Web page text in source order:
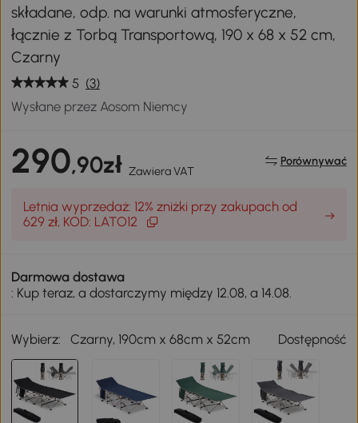
składane, odp. na warunki atmosferyczne,
łącznie z Torbą Transportową, 190 x 68 x 52 cm,
Czarny
5 (3)
Wysłane przez Aosom Niemcy
290,90zł Zawiera VAT
Porównywać
Letnia wyprzedaż: 12% zniżki przy zakupach od
629 zł, KOD: LATO12
Darmowa dostawa
: Kup teraz, a dostarczymy między 12.08, a 14.08.
Wybierz: Czarny, 190cm x 68cm x 52cm Dostępność